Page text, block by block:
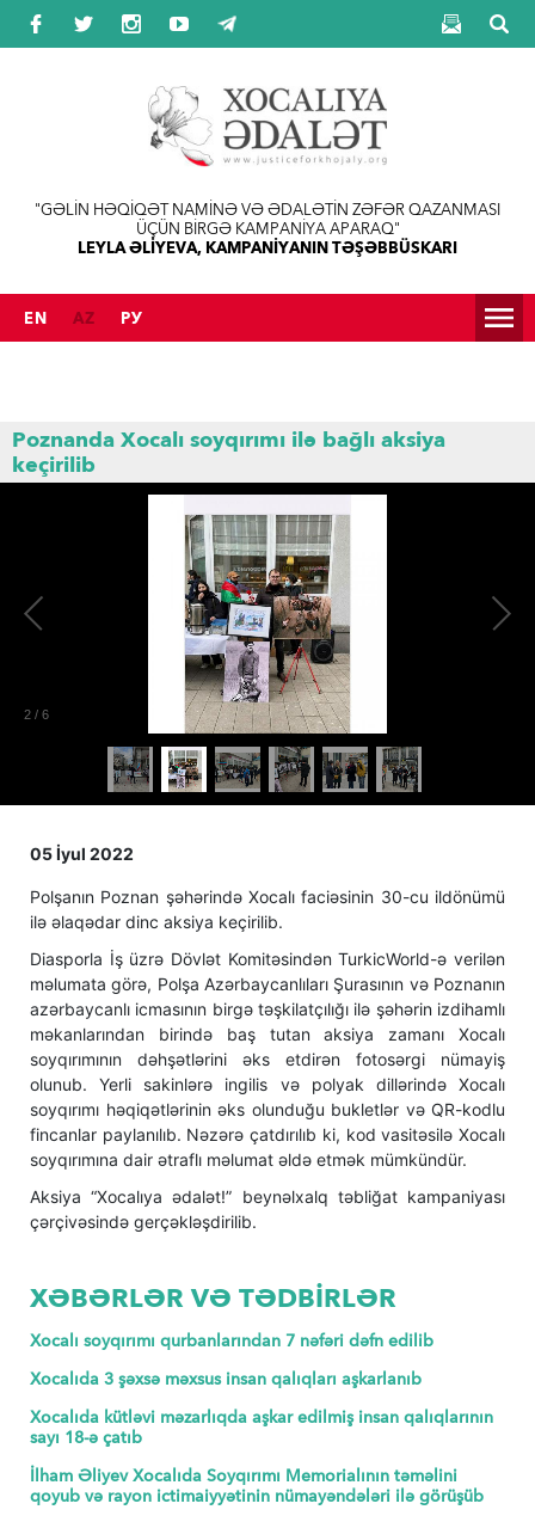
Jump to navigation
EN AZ РУ
"GƏLİN HƏQİQƏT NAMİNƏ VƏ ƏDALƏTİN ZƏFƏR QAZANMASI
ÜÇÜN BİRGƏ KAMPANİYA APARAQ"
LEYLA ƏLİYEVA, KAMPANİYANIN TƏŞƏBBÜSKARI
Poznanda Xocalı soyqırımı ilə bağlı aksiya
keçirilib
2 / 6
05 İyul 2022
Polşanın Poznan şəhərində Xocalı faciəsinin 30-cu ildönümü
ilə əlaqədar dinc aksiya keçirilib.
Diasporla İş üzrə Dövlət Komitəsindən TurkicWorld-ə verilən
məlumata görə, Polşa Azərbaycanlıları Şurasının və Poznanın
azərbaycanlı icmasının birgə təşkilatçılığı ilə şəhərin izdihamlı
məkanlarından birində baş tutan aksiya zamanı Xocalı
soyqırımının dəhşətlərini əks etdirən fotosərgi nümayiş
olunub. Yerli sakinlərə ingilis və polyak dillərində Xocalı
soyqırımı həqiqətlərinin əks olunduğu bukletlər və QR-kodlu
fincanlar paylanılıb. Nəzərə çatdırılıb ki, kod vasitəsilə Xocalı
soyqırımına dair ətraflı məlumat əldə etmək mümkündür.
Aksiya “Xocalıya ədalət!” beynəlxalq təbliğat kampaniyası
çərçivəsində gerçəkləşdirilib.
XƏBƏRLƏR VƏ TƏDBİRLƏR
Xocalı soyqırımı qurbanlarından 7 nəfəri dəfn edilib
Xocalıda 3 şəxsə məxsus insan qalıqları aşkarlanıb
Xocalıda kütləvi məzarlıqda aşkar edilmiş insan qalıqlarının
sayı 18-ə çatıb
İlham Əliyev Xocalıda Soyqırımı Memorialının təməlini
qoyub və rayon ictimaiyyətinin nümayəndələri ilə görüşüb